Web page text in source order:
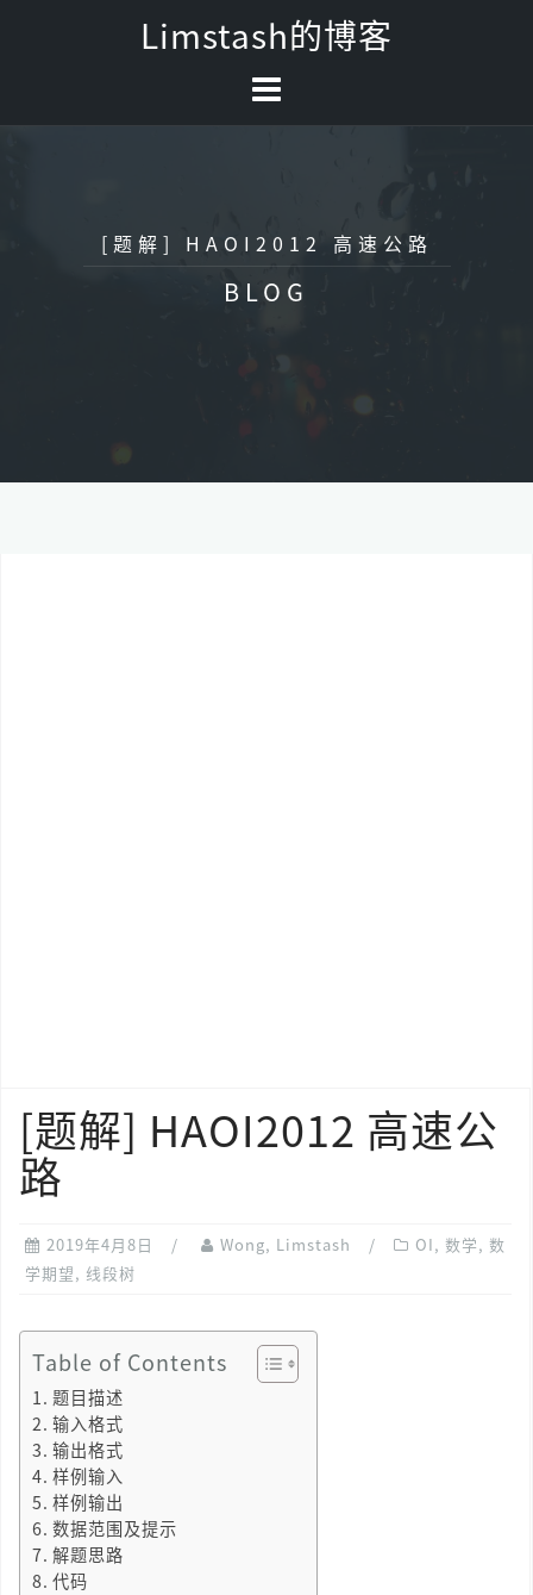
Limstash的博客
[题解] HAOI2012 高速公路
BLOG
[题解] HAOI2012 高速公
路
2019年4月8日 Wong, Limstash OI, 数学, 数
学期望, 线段树
Table of Contents
题目描述
输入格式
输出格式
样例输入
样例输出
数据范围及提示
解题思路
代码